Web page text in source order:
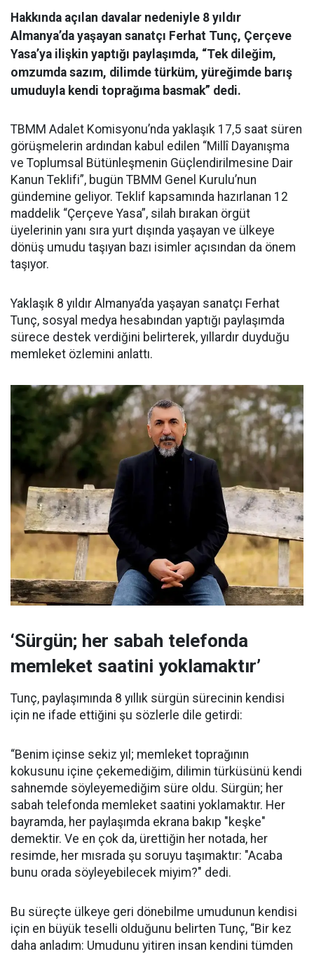
Hakkında açılan davalar nedeniyle 8 yıldır
Almanya’da yaşayan sanatçı Ferhat Tunç, Çerçeve
Yasa’ya ilişkin yaptığı paylaşımda, “Tek dileğim,
omzumda sazım, dilimde türküm, yüreğimde barış
umuduyla kendi toprağıma basmak” dedi.
TBMM Adalet Komisyonu’nda yaklaşık 17,5 saat süren
görüşmelerin ardından kabul edilen “Millî Dayanışma
ve Toplumsal Bütünleşmenin Güçlendirilmesine Dair
Kanun Teklifi”, bugün TBMM Genel Kurulu’nun
gündemine geliyor. Teklif kapsamında hazırlanan 12
maddelik “Çerçeve Yasa”, silah bırakan örgüt
üyelerinin yanı sıra yurt dışında yaşayan ve ülkeye
dönüş umudu taşıyan bazı isimler açısından da önem
taşıyor.
Yaklaşık 8 yıldır Almanya’da yaşayan sanatçı Ferhat
Tunç, sosyal medya hesabından yaptığı paylaşımda
sürece destek verdiğini belirterek, yıllardır duyduğu
memleket özlemini anlattı.
‘Sürgün; her sabah telefonda
memleket saatini yoklamaktır’
Tunç, paylaşımında 8 yıllık sürgün sürecinin kendisi
için ne ifade ettiğini şu sözlerle dile getirdi:
“Benim içinse sekiz yıl; memleket toprağının
kokusunu içine çekemediğim, dilimin türküsünü kendi
sahnemde söyleyemediğim süre oldu. Sürgün; her
sabah telefonda memleket saatini yoklamaktır. Her
bayramda, her paylaşımda ekrana bakıp "keşke"
demektir. Ve en çok da, ürettiğin her notada, her
resimde, her mısrada şu soruyu taşımaktır: "Acaba
bunu orada söyleyebilecek miyim?" dedi.
Bu süreçte ülkeye geri dönebilme umudunun kendisi
için en büyük teselli olduğunu belirten Tunç, “Bir kez
daha anladım: Umudunu yitiren insan kendini tümden